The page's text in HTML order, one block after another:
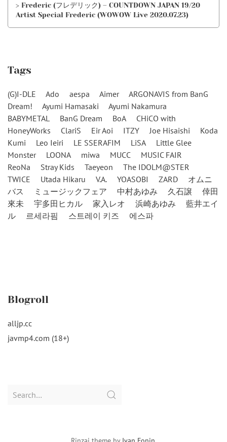
> Frederic (フレデリック) – COUNTDOWN JAPAN 19/20
Artist Special Frederic (WOWOW Live 2020.07.23)
Tags
(G)I-DLE Ado aespa Aimer
ARGONAVIS from BanG
Dream!
Ayumi Hamasaki
Ayumi Nakamura
BABYMETAL
BanG Dream BoA
CHiCO with
HoneyWorks
ClariS Eir Aoi ITZY Joe Hisaishi
Koda
Kumi
Leo Ieiri LE SSERAFIM LiSA
Little Glee
Monster
LOONA miwa MUCC
MUSIC FAIR
ReoNa
Stray Kids Taeyeon
The IDOLM@STER
TWICE
Utada Hikaru V.A. YOASOBI ZARD
オムニ
バス
ミュージックフェア 中村あゆみ 久石譲
倖田
來未
宇多田ヒカル 家入レオ 浜崎あゆみ
藍井エイ
ル
르세라핌 스트레이 키즈 에스파
Blogroll
alljp.cc
javmp4.com (18+)
Search